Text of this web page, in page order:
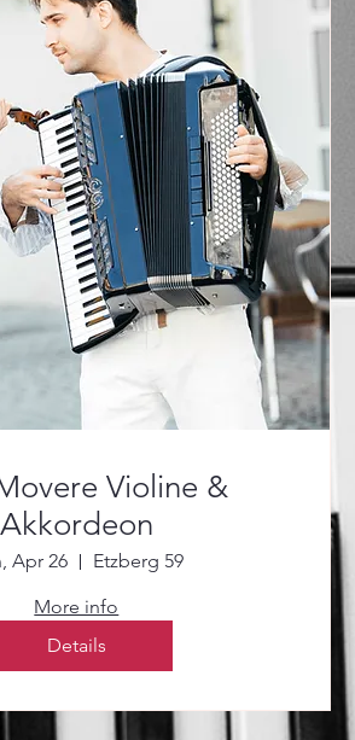
Violine &
Akkordeon
Apr 26
Etzberg 59
More info
Details